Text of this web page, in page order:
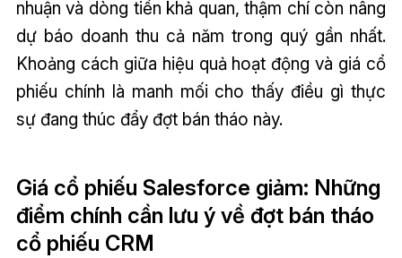
nhuận và dòng tiền khả quan, thậm chí còn nâng
dự báo doanh thu cả năm trong quý gần nhất.
Khoảng cách giữa hiệu quả hoạt động và giá cổ
phiếu chính là manh mối cho thấy điều gì thực
sự đang thúc đẩy đợt bán tháo này.
Giá cổ phiếu Salesforce giảm: Những
điểm chính cần lưu ý về đợt bán tháo
cổ phiếu CRM